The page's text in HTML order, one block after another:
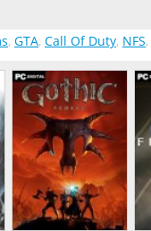
, GTA, Call Of Duty, NFS,